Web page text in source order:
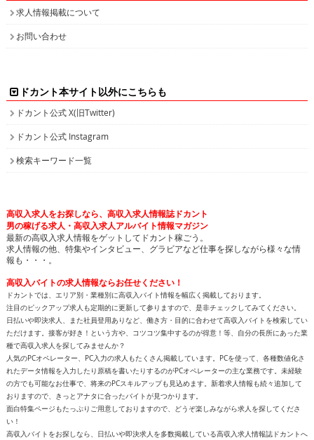
求人情報掲載について
お問い合わせ
ドカント本サイト以外にこちらも
ドカント公式 X(旧Twitter)
ドカント公式 Instagram
検索キーワード一覧
高収入求人をお探しなら、高収入求人情報誌ドカント
男の稼げる求人・高収入求人アルバイト情報マガジン
最新の高収入求人情報をゲットしてドカント稼ごう。
求人情報の他、特集やインタビュー、グラビアなど仕事を探しながら様々な情
報も・・・。
高収入バイトの求人情報ならお任せください！
ドカントでは、エリア別・業種別に高収入バイト情報を幅広く掲載しております。
注目のピックアップ求人も定期的に更新して参りますので、是非チェックしてみてください。
日払いや即決求人、また社員登用ありなど、働き方・目的に合わせて高収入バイトを検索してい
ただけます。接客が好き！という方や、コツコツ集中するのが得意！等、自分の長所にあった業
種で高収入求人を探してみませんか？
人気のPCオペレーター、PC入力の求人もたくさん掲載しています。PCを使って、各種数値化さ
れたデータ情報を入力したり原稿を書いたりするのがPCオペレーターの主な業務です。未経験
の方でも可能なお仕事で、将来のPCスキルアップも見込めます。新着求人情報も続々追加して
おりますので、きっとアナタに合ったバイトが見つかります。
面白特集ページもたっぷりご用意しておりますので、どうぞ楽しみながら求人を探してくださ
い！
高収入バイトをお探しなら、日払いや即決求人を多数掲載している高収入求人情報誌ドカントへ